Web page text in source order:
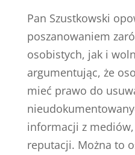
Pan Szustkowski
poszanowaniem
osobistych, jak i
argumentując, że
mieć prawo do
informacji z
reputacji. Można to